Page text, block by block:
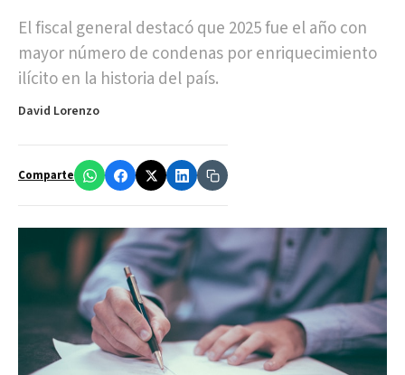
El fiscal general destacó que 2025 fue el año con
mayor número de condenas por enriquecimiento
ilícito en la historia del país.
David Lorenzo
Comparte